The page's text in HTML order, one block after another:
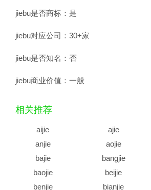
jiebu是否商标： 是
jiebu对应公司： 30+家
jiebu是否知名： 否
jiebu商业价值： 一般
相关推荐
aijie ajie
anjie
aojie
bajie
bangjie
baojie
beijie
benjie
bianjie